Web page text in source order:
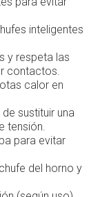
inteligentes
y respeta las
contactos.
calor en
sustituir una
tensión.
para evitar
del horno y